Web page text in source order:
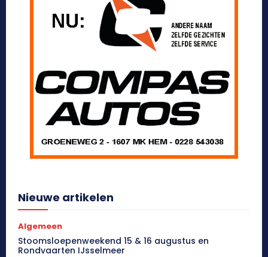
Nieuwe artikelen
Algemeen
Stoomsloepenweekend 15 & 16 augustus en
Rondvaarten IJsselmeer